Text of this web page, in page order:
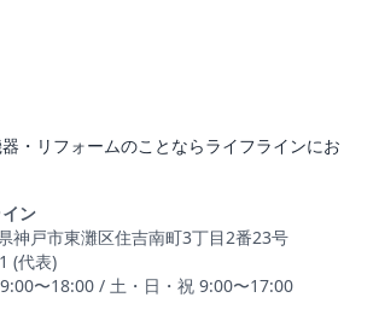
・リフォームのことならライフラインにお
ン
神戸市東灘区住吉南町3丁目2番23号
(代表)
〜18:00 / 土・日・祝 9:00〜17:00